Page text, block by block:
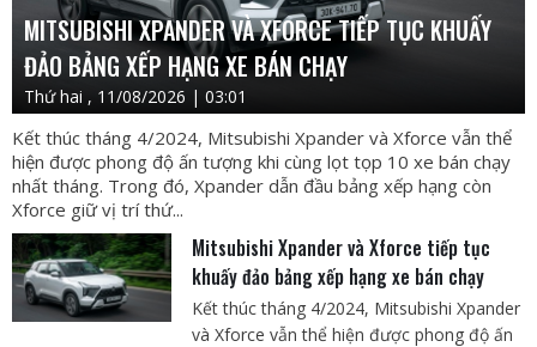
MITSUBISHI XPANDER VÀ XFORCE TIẾP TỤC KHUẤY
ĐẢO BẢNG XẾP HẠNG XE BÁN CHẠY
Thứ hai , 11/08/2026 | 03:01
Kết thúc tháng 4/2024, Mitsubishi Xpander và Xforce vẫn thể
hiện được phong độ ấn tượng khi cùng lọt tọp 10 xe bán chạy
nhất tháng. Trong đó, Xpander dẫn đầu bảng xếp hạng còn
Xforce giữ vị trí thứ...
Mitsubishi Xpander và Xforce tiếp tục
khuấy đảo bảng xếp hạng xe bán chạy
Kết thúc tháng 4/2024, Mitsubishi Xpander
và Xforce vẫn thể hiện được phong độ ấn